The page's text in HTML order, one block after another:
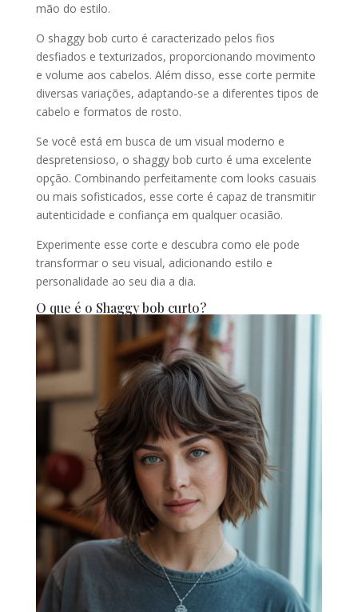
mão do estilo.
O shaggy bob curto é caracterizado pelos fios
desfiados e texturizados, proporcionando movimento
e volume aos cabelos. Além disso, esse corte permite
diversas variações, adaptando-se a diferentes tipos de
cabelo e formatos de rosto.
Se você está em busca de um visual moderno e
despretensioso, o shaggy bob curto é uma excelente
opção. Combinando perfeitamente com looks casuais
ou mais sofisticados, esse corte é capaz de transmitir
autenticidade e confiança em qualquer ocasião.
Experimente esse corte e descubra como ele pode
transformar o seu visual, adicionando estilo e
personalidade ao seu dia a dia.
O que é o Shaggy bob curto?